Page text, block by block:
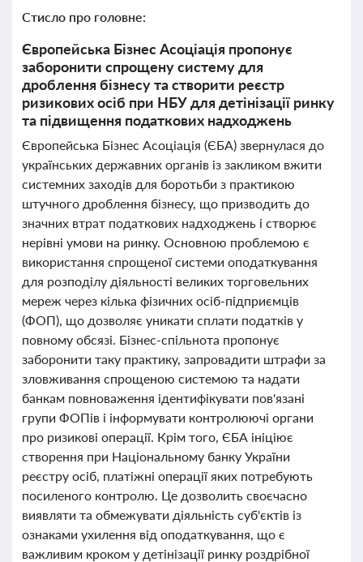
Стисло про головне:
Європейська Бізнес Асоціація пропонує
заборонити спрощену систему для
дроблення бізнесу та створити реєстр
ризикових осіб при НБУ для детінізації ринку
та підвищення податкових надходжень
Європейська Бізнес Асоціація (ЄБА) звернулася до
українських державних органів із закликом вжити
системних заходів для боротьби з практикою
штучного дроблення бізнесу, що призводить до
значних втрат податкових надходжень і створює
нерівні умови на ринку. Основною проблемою є
використання спрощеної системи оподаткування
для розподілу діяльності великих торговельних
мереж через кілька фізичних осіб-підприємців
(ФОП), що дозволяє уникати сплати податків у
повному обсязі. Бізнес-спільнота пропонує
заборонити таку практику, запровадити штрафи за
зловживання спрощеною системою та надати
банкам повноваження ідентифікувати пов'язані
групи ФОПів і інформувати контролюючі органи
про ризикові операції. Крім того, ЄБА ініціює
створення при Національному банку України
реєстру осіб, платіжні операції яких потребують
посиленого контролю. Це дозволить своєчасно
виявляти та обмежувати діяльність суб'єктів із
ознаками ухилення від оподаткування, що є
важливим кроком у детінізації ринку роздрібної